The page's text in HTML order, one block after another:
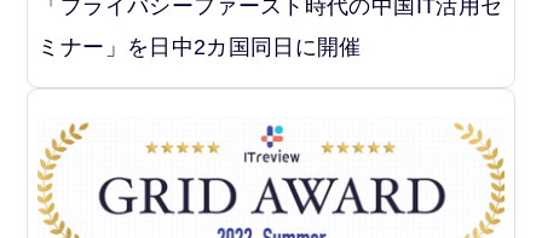
「プライバシーファースト時代の中国IT活用セ
ミナー」を日中2カ国同日に開催